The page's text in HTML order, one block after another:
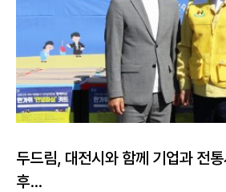
두드림, 대전시와 함께 기업과 전
후...